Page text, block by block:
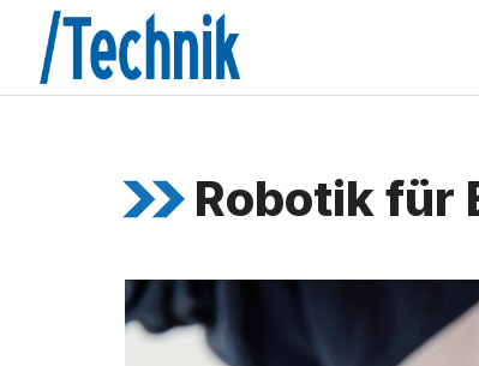
Inhalt
springen
Robotik für